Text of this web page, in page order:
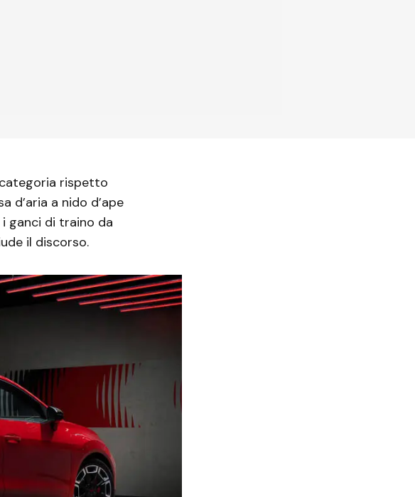
categoria rispetto
d’aria a nido d’ape
ganci di traino da
il discorso.